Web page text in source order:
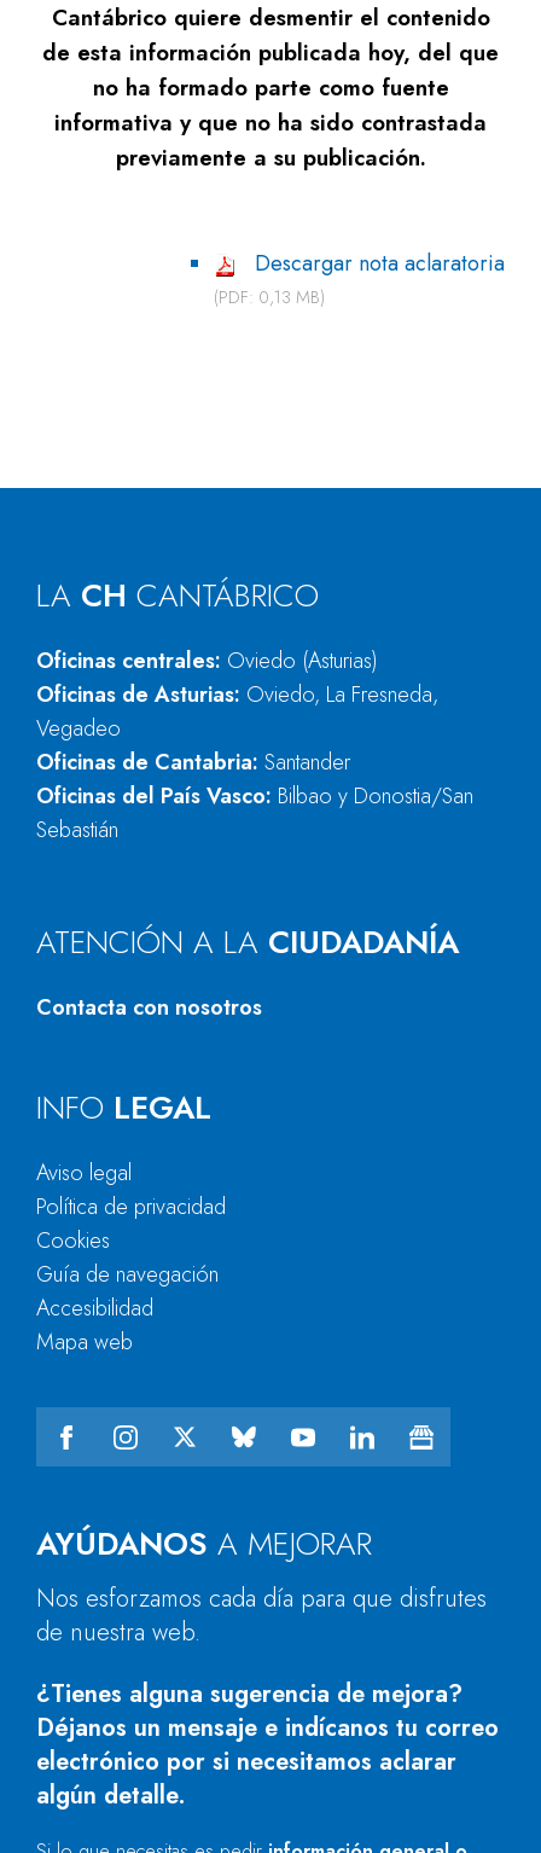
Cantábrico quiere desmentir el contenido
de esta información publicada hoy, del que
no ha formado parte como fuente
informativa y que no ha sido contrastada
previamente a su publicación.
Descargar nota aclaratoria
(PDF: 0,13 MB)
LA CH CANTÁBRICO
Oficinas centrales: Oviedo (Asturias)
Oficinas de Asturias: Oviedo, La Fresneda,
Vegadeo
Oficinas de Cantabria: Santander
Oficinas del País Vasco: Bilbao y Donostia/San
Sebastián
ATENCIÓN A LA CIUDADANÍA
Contacta con nosotros
AYÚDANOS A MEJORAR
Nos esforzamos cada día para que disfrutes
de nuestra web.
¿Tienes alguna sugerencia de mejora?
Déjanos un mensaje e indícanos tu correo
electrónico por si necesitamos aclarar
algún detalle.
INFO LEGAL
Aviso legal
Política de privacidad
Cookies
Guía de navegación
Accesibilidad
Mapa web